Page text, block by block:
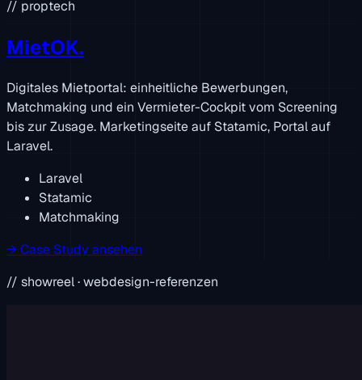
// proptech
MietOK.
Digitales Mietportal: einheitliche Bewerbungen,
Matchmaking und ein Vermieter-Cockpit vom Screening
bis zur Zusage. Marketingseite auf Statamic, Portal auf
Laravel.
Laravel
Statamic
Matchmaking
→ Case Study ansehen
// showreel · webdesign-referenzen